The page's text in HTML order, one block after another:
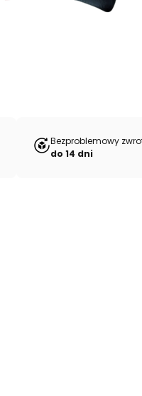
Bezproblemowy
do 14 dni